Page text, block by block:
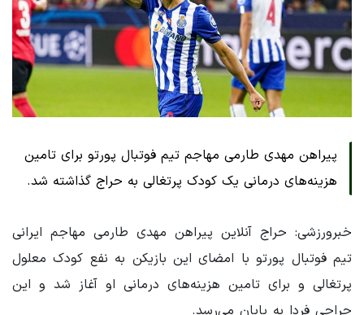
پیراهن مهدی طارمی مهاجم تیم فوتبال پورتو برای تامین
هزینه‌های درمانی یک کودک پرتغالی به حراج گذاشته شد.
خبرورزشی: حراج آنلاین پیراهن مهدی طارمی مهاجم ایرانی
تیم فوتبال پورتو با امضای این بازیکن به نفع کودک معلول
پرتغالی و برای تامین هزینه‌های درمانی او آغاز شد و این
حراجی فردا به پایان می‌رسد.